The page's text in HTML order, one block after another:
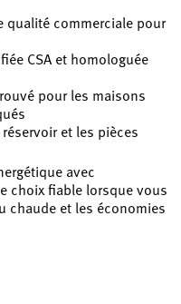
qualité commerciale pour
CSA et homologuée
pour les maisons
et les pièces
avec
choix fiable lorsque vous
chaude et les économies